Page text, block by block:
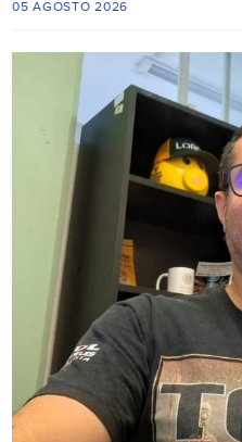
05 AGOSTO 2026